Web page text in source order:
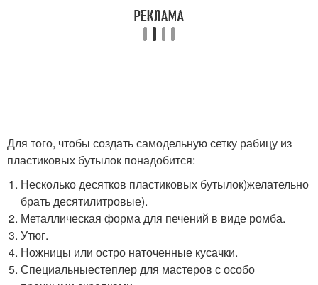
Для того, чтобы создать самодельную сетку рабицу из
пластиковых бутылок понадобится:
Несколько десятков пластиковых бутылок)желательно
брать десятилитровые).
Металлическая форма для печений в виде ромба.
Утюг.
Ножницы или остро наточенные кусачки.
Специальныестеплер для мастеров с особо